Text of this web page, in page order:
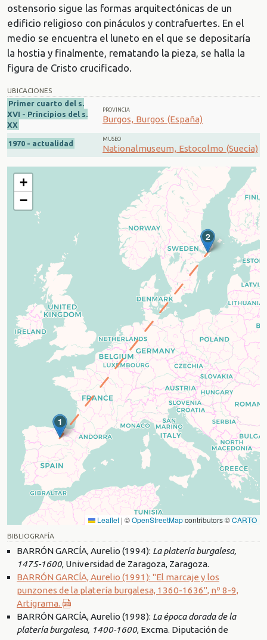
ostensorio sigue las formas arquitectónicas de un
edificio religioso con pináculos y contrafuertes. En el
medio se encuentra el luneto en el que se depositaría
la hostia y finalmente, rematando la pieza, se halla la
figura de Cristo crucificado.
UBICACIONES
Primer cuarto del s.
XVI - Principios del s.
XX
PROVINCIA
Burgos, Burgos (España)
1970 - actualidad
MUSEO
Nationalmuseum, Estocolmo (Suecia)
1
2
+
−
Leaflet | ©OpenStreetMapcontributors ©CARTO
BIBLIOGRAFÍA
BARRÓN GARCÍA, Aurelio (1994): La platería burgalesa,
1475-1600, Universidad de Zaragoza, Zaragoza.
BARRÓN GARCÍA, Aurelio (1991): "El marcaje y los
punzones de la platería burgalesa, 1360-1636", nº 8-9,
Artigrama.
BARRÓN GARCÍA, Aurelio (1998): La época dorada de la
platería burgalesa, 1400-1600, Excma. Diputación de